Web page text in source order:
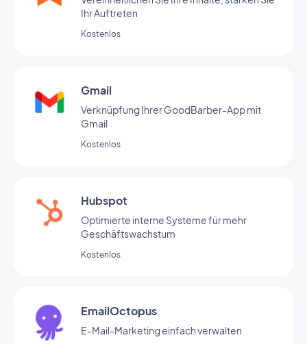
Ihr Auftreten
Kostenlos
Gmail
Verknüpfung Ihrer GoodBarber-App mit
Gmail
Kostenlos
Hubspot
Optimierte interne Systeme für mehr
Geschäftswachstum
Kostenlos
EmailOctopus
E-Mail-Marketing einfach verwalten